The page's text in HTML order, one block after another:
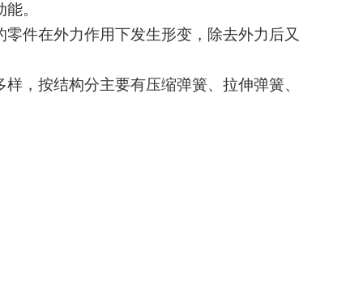
。
件在外力作用下发生形变，除去外力后又
，按结构分主要有压缩弹簧、拉伸弹簧、